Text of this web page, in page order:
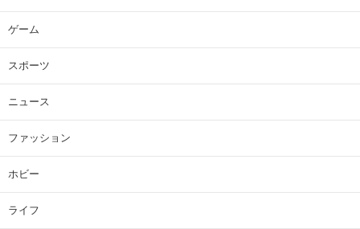
ゲーム
スポーツ
ニュース
ファッション
ホビー
ライフ